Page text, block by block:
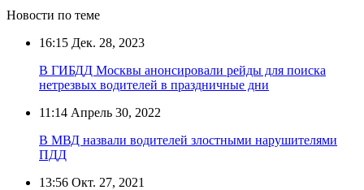
Новости по теме
16:15 Дек. 28, 2023
В ГИБДД Москвы анонсировали рейды для поиска
нетрезвых водителей в праздничные дни
11:14 Апрель 30, 2022
В МВД назвали водителей злостными нарушителями
ПДД
13:56 Окт. 27, 2021